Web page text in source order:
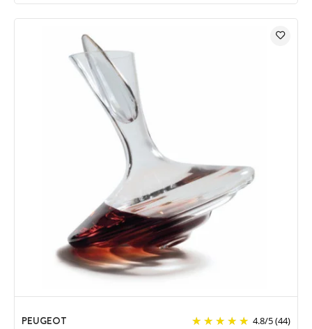
PEUGEOT 4.8/5(44)